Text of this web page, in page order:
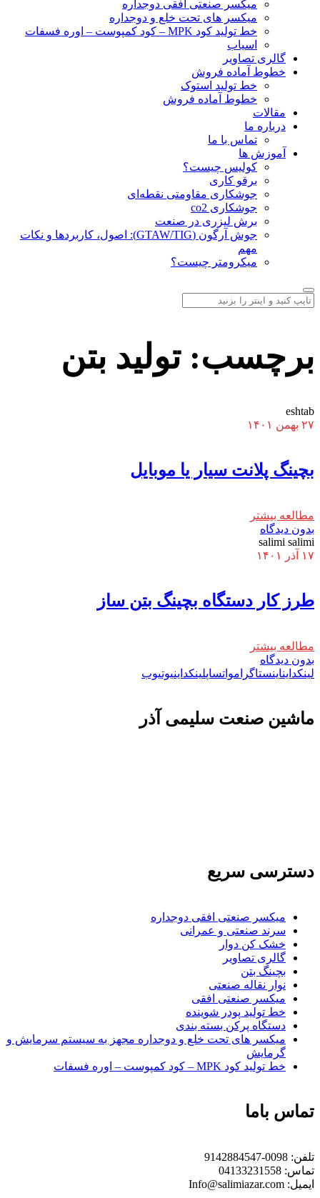
میکسر صنعتی افقی دوجداره
میکسر های تحت خلع و دوجداره
خط تولید کود MPK – کود کمپوست – اوره فسفات
اسیاب
گالری تصاویر
خطوط آماده فروش
خط تولید استوک
خطوط آماده فروش
مقالات
درباره ما
تماس با ما
آموزش ها
کولیس چیست؟
برقو کاری
جوشکاری مقاومتی نقطه‌ای
جوشکاری co2
برش لیزری در صنعت
جوش آرگون (GTAW/TIG): اصول، کاربردها و نکات
مهم
میکرومتر چیست؟
برچسب:تولید بتن
eshtab
۲۷ بهمن ۱۴۰۱
بچینگ پلانت سیار یا موبایل
مطالعه بیشتر
بدون دیدگاه
salimi salimi
۱۷ آذر ۱۴۰۱
طرز کار دستگاه بچینگ بتن ساز
مطالعه بیشتر
بدون دیدگاه
لینکدایناینستاگرامواتساپلینکداینیوتیوب
ماشين صنعت سليمی آذر
دسترسی سریع
میکسر صنعتی افقی دوجداره
سرند صنعتی و عمرانی
خشک کن دوار
گالری تصاویر
بچينگ بتن
نوار نقاله صنعتی
ميكسر صنعتی افقی
خط تولید پودر شوينده
دستگاه پرکن بسته بندی
میکسر های تحت خلع و دوجداره مجهز به سیستم سرمایش و
گرمایش
خط تولید کود MPK – کود کمپوست – اوره فسفات
تماس باما
تلفن:
تماس:
ایمیل: